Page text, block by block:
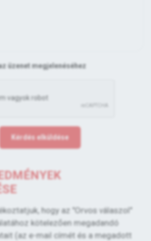
üzenet megjelenéséhez
Kérdés elküldése
hogy az "Orvos válaszol"
kötelezően megadandó
(az e-mail címét és a megadott